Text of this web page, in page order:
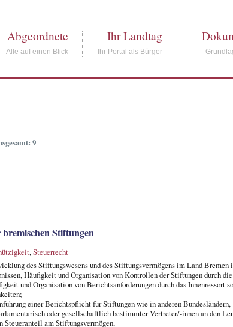
Abgeordnete
Alle auf einen Blick
Ihr Landtag
Ihr Portal als Bürger
9
Stiftungen
,Steuerrecht
des Stiftungswesens und des Stiftungsvermögens im Land Bremen
Häufigkeit und Organisation von Kontrollen der Stiftungen durch
und Organisation von Berichtsanforderungen durch das Innenressort
einer Berichtspflicht für Stiftungen wie in anderen Bundesländern,
oder gesellschaftlich bestimmter Vertreter/-innen an den
Steueranteil am Stiftungsvermögen,